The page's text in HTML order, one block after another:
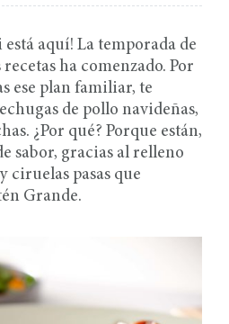
está aquí! La temporada de
ha comenzado. Por
ese plan familiar, te
de pollo navideñas,
¿Por qué? Porque están,
sabor, gracias al relleno
ciruelas pasas que
Grande.